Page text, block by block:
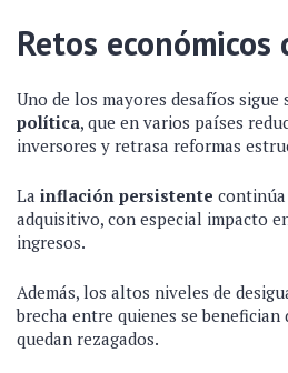
Retos económicos
Uno de los mayores desafíos sigue
política, que en varios países
inversores y retrasa reformas
La inflación persistente
adquisitivo, con especial impacto
ingresos.
Además, los altos niveles de
brecha entre quienes se
quedan rezagados.